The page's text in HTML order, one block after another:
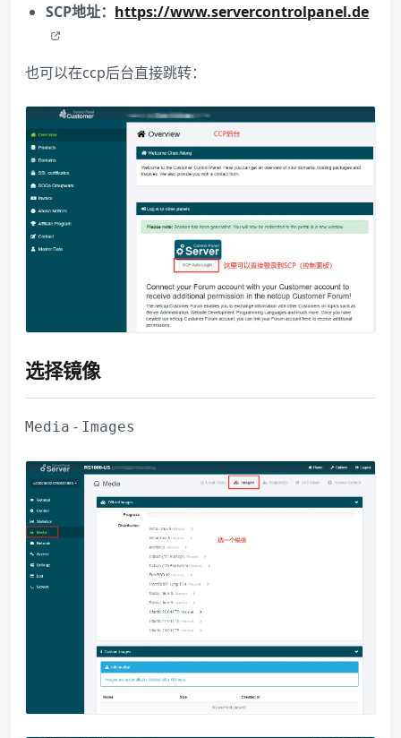
SCP地址： https://www.servercontrolpanel.de
也可以在ccp后台直接跳转：
选择镜像
Media - Images